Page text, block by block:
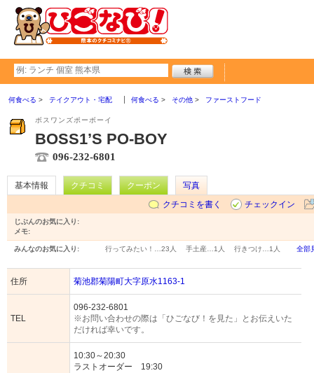
何食べる テイクアウト・宅配 何食べる その他 ファーストフード
ボスワンズポーボーイ
BOSS1’S PO-BOY
096-232-6801
基本情報 クチコミ クーポン
写真
クチコミを書く
チェックイン
じぶんのお気に入り:
メモ:
みんなのお気に入り: 行ってみたい！… 23人 手土産… 1人 行きつけ… 1人 全部
住所 菊池郡菊陽町大字原水1163-1
TEL
096-232-6801
※お問い合わせの際は「ひごなび！を見た」とお伝えいた
だければ幸いです。
10:30～20:30
ラストオーダー 19:30